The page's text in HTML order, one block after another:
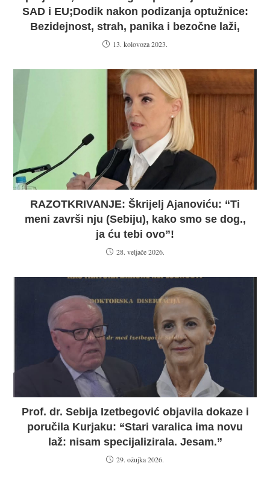
SAD i EU;Dodik nakon podizanja optužnice:
Bezidejnost, strah, panika i bezočne laži,
13. kolovoza 2023.
RAZOTKRIVANJE: Škrijelj Ajanoviću: “Ti
meni završi nju (Sebiju), kako smo se dog.,
ja ću tebi ovo”!
28. veljače 2026.
Prof. dr. Sebija Izetbegović objavila dokaze i
poručila Kurjaku: “Stari varalica ima novu
laž: nisam specijalizirala. Jesam.”
29. ožujka 2026.